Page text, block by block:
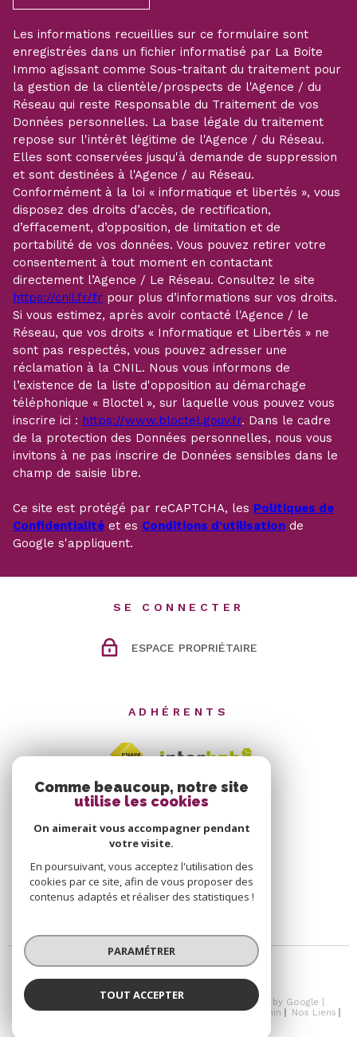
Les informations recueillies sur ce formulaire sont
enregistrées dans un fichier informatisé par La Boite
Immo agissant comme Sous-traitant du traitement pour
la gestion de la clientèle/prospects de l'Agence / du
Réseau qui reste Responsable du Traitement de vos
Données personnelles. La base légale du traitement
repose sur l'intérêt légitime de l'Agence / du Réseau.
Elles sont conservées jusqu'à demande de suppression
et sont destinées à l'Agence / au Réseau.
Conformément à la loi « informatique et libertés », vous
disposez des droits d’accès, de rectification,
d’effacement, d’opposition, de limitation et de
portabilité de vos données. Vous pouvez retirer votre
consentement à tout moment en contactant
directement l’Agence / Le Réseau. Consultez le site
https://cnil.fr/fr pour plus d’informations sur vos droits.
Si vous estimez, après avoir contacté l'Agence / le
Réseau, que vos droits « Informatique et Libertés » ne
sont pas respectés, vous pouvez adresser une
réclamation à la CNIL. Nous vous informons de
l’existence de la liste d'opposition au démarchage
téléphonique « Bloctel », sur laquelle vous pouvez vous
inscrire ici : https://www.bloctel.gouv.fr. Dans le cadre
de la protection des Données personnelles, nous vous
invitons à ne pas inscrire de Données sensibles dans le
champ de saisie libre.
Ce site est protégé par reCAPTCHA, les Politiques de
Confidentialité et es Conditions d'utilisation de
Google s'appliquent.
SE CONNECTER
ESPACE PROPRIÉTAIRE
ADHÉRENTS
© 2026 | Tous droits réservés | Traduction powered by Google |
Nos Honoraires
Plan Du Site Mentions Légales Admin
Nos Liens
Comme beaucoup, notre site
utilise les cookies
On aimerait vous accompagner pendant
votre visite.
En poursuivant, vous acceptez l'utilisation des
cookies par ce site, afin de vous proposer des
contenus adaptés et réaliser des statistiques !
PARAMÉTRER
TOUT ACCEPTER